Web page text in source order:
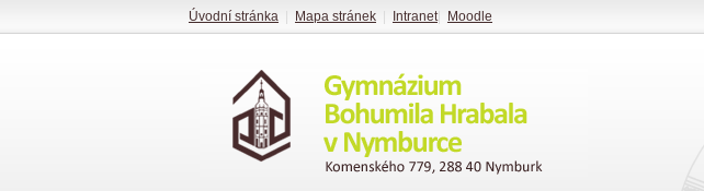
Úvodní stránka Mapa stránek Intranet| Moodle